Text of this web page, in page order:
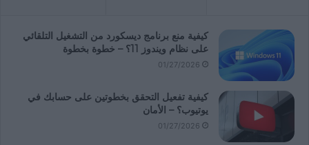
كيفية منع برنامج ديسكورد من التشغيل التلقائي
على نظام ويندوز 11؟ – خطوة بخطوة
01/27/2026
كيفية تفعيل التحقق بخطوتين على حسابك في
يوتيوب؟ – الأمان
01/27/2026